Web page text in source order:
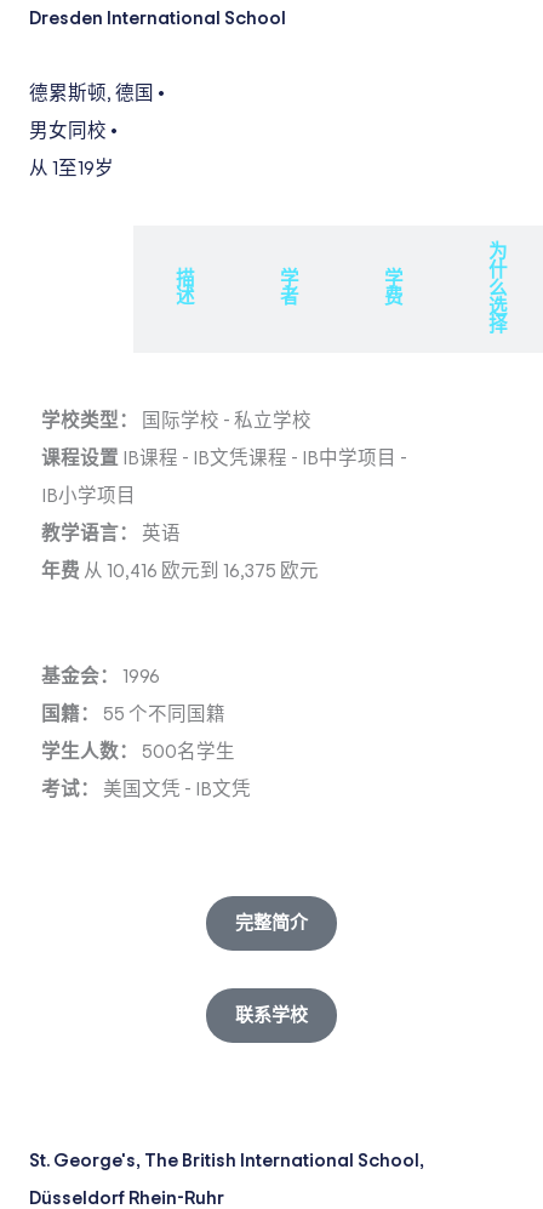
Dresden International School
德累斯顿, 德国 •
男女同校 •
从 1 至19岁
描
述
学
者
学
费
为
什
么
选
择
学校类型： 国际学校 - 私立学校
课程设置 IB课程 - IB文凭课程 - IB中学项目 -
IB小学项目
教学语言： 英语
年费 从 10,416 欧元到 16,375 欧元
基金会： 1996
国籍： 55 个不同国籍
学生人数： 500名学生
考试： 美国文凭 - IB文凭
完整简介
联系学校
St. George's, The British International School,
Düsseldorf Rhein-Ruhr